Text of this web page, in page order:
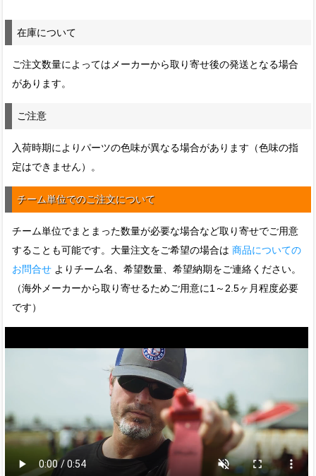
在庫について
ご注文数量によってはメーカーから取り寄せ後の発送となる場合
があります。
ご注意
入荷時期によりパーツの色味が異なる場合があります（色味の指
定はできません）。
チーム単位でのご注文について
チーム単位でまとまった数量が必要な場合など取り寄せでご用意
することも可能です。大量注文をご希望の場合は商品についての
お問合せ よりチーム名、希望数量、希望納期をご連絡ください。
（海外メーカーから取り寄せるためご用意に1～2.5ヶ月程度必要
です）